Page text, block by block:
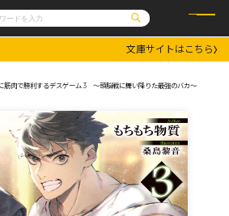
文庫
ノベルス
通販・NEWS
OVERLAP STORE
オーバーラップ広報室
ディングス
お問い合わせはこちら
オーバーラップ文庫
文庫サイトはこちら
筋肉で勝利するデスゲーム 3 ～頭脳戦に舞い降りた最強のバカ～